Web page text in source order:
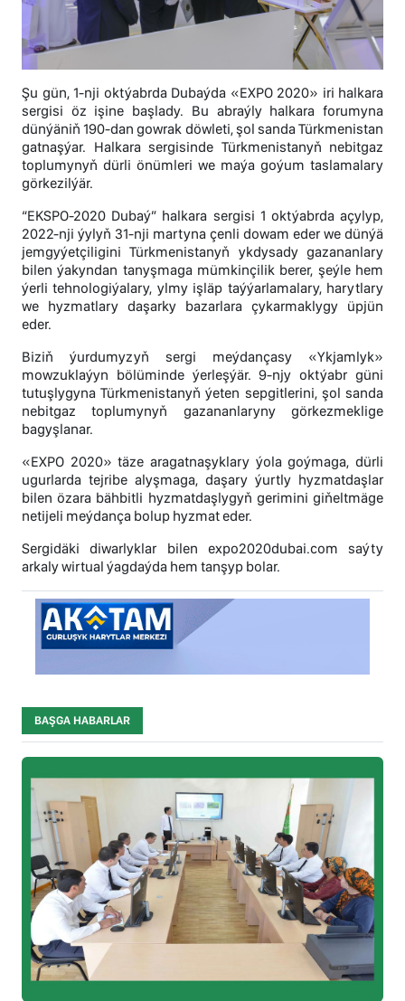
Şu gün, 1-nji oktýabrda Dubaýda «EXPO 2020» iri halkara
sergisi öz işine başlady. Bu abraýly halkara forumyna
dünýäniň 190-dan gowrak döwleti, şol sanda Türkmenistan
gatnaşýar. Halkara sergisinde Türkmenistanyň nebitgaz
toplumynyň dürli önümleri we maýa goýum taslamalary
görkezilýär.
“EKSPO-2020 Dubaý” halkara sergisi 1 oktýabrda açylyp,
2022-nji ýylyň 31-nji martyna çenli dowam eder we dünýä
jemgyýetçiligini Türkmenistanyň ykdysady gazananlary
bilen ýakyndan tanyşmaga mümkinçilik berer, şeýle hem
ýerli tehnologiýalary, ylmy işläp taýýarlamalary, harytlary
we hyzmatlary daşarky bazarlara çykarmaklygy üpjün
eder.
Biziň ýurdumyzyň sergi meýdançasy «Ykjamlyk»
mowzuklaýyn bölüminde ýerleşýär. 9-njy oktýabr güni
tutuşlygyna Türkmenistanyň ýeten sepgitlerini, şol sanda
nebitgaz toplumynyň gazananlaryny görkezmeklige
bagyşlanar.
«EXPO 2020» täze aragatnaşyklary ýola goýmaga, dürli
ugurlarda tejribe alyşmaga, daşary ýurtly hyzmatdaşlar
bilen özara bähbitli hyzmatdaşlygyň gerimini giňeltmäge
netijeli meýdança bolup hyzmat eder.
Sergidäki diwarlyklar bilen expo2020dubai.com saýty
arkaly wirtual ýagdaýda hem tanşyp bolar.
BAŞGA HABARLAR